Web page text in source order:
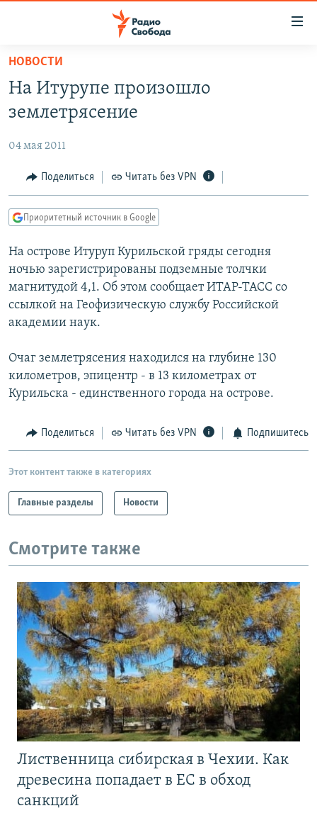
упрощенного
доступа
основному
Вернутся
главной
навигации
Вернутся
поиску
ПОДКАСТЫ
АВТОРСКИЕ ПРОЕКТЫ
ЦИТАТЫ СВОБОДЫ
МНЕНИЯ
IDEL.РЕАЛИИ
КАВКАЗ.РЕАЛИИ
СЕВЕР.РЕАЛИИ
СИБИРЬ.РЕАЛИИ
РАСПИСАНИЕ ВЕЩАНИЯ
ПОДПИШИТЕСЬ НА РАССЫЛКУ
СОЦИАЛЬНЫЕ СЕТИ
Все сайты РСЕ/РС
НОВОСТИ
На Итурупе произошло
землетрясение
04 мая 2011
Поделиться Читать без VPN
Приоритетный источник в Google
На острове Итуруп Курильской гряды сегодня
ночью зарегистрированы подземные толчки
магнитудой 4,1. Об этом сообщает ИТАР-ТАСС со
ссылкой на Геофизическую службу Российской
академии наук.
Очаг землетрясения находился на глубине 130
километров, эпицентр - в 13 километрах от
Курильска - единственного города на острове.
Поделиться Читать без VPN Подпишитесь
Этот контент также в категориях
Главные разделы Новости
Смотрите также
Лиственница сибирская в Чехии. Как
древесина попадает в ЕС в обход
санкций